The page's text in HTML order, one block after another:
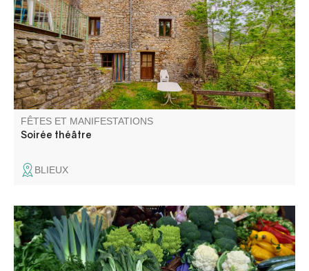
"Pauvreté, Richesse, Homme et Bête" de Hans Henny
Jahnn vous sera proposée. Il s'agit d'un drame paysan.
FÊTES ET MANIFESTATIONS
Soirée théâtre
BLIEUX
Venez découvrir les saveurs de notre terroir !